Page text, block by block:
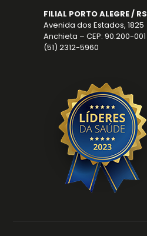
FILIAL PORTO ALEGRE / RS
Avenida dos Estados, 1825
Anchieta – CEP: 90.200-001
(51) 2312-5960